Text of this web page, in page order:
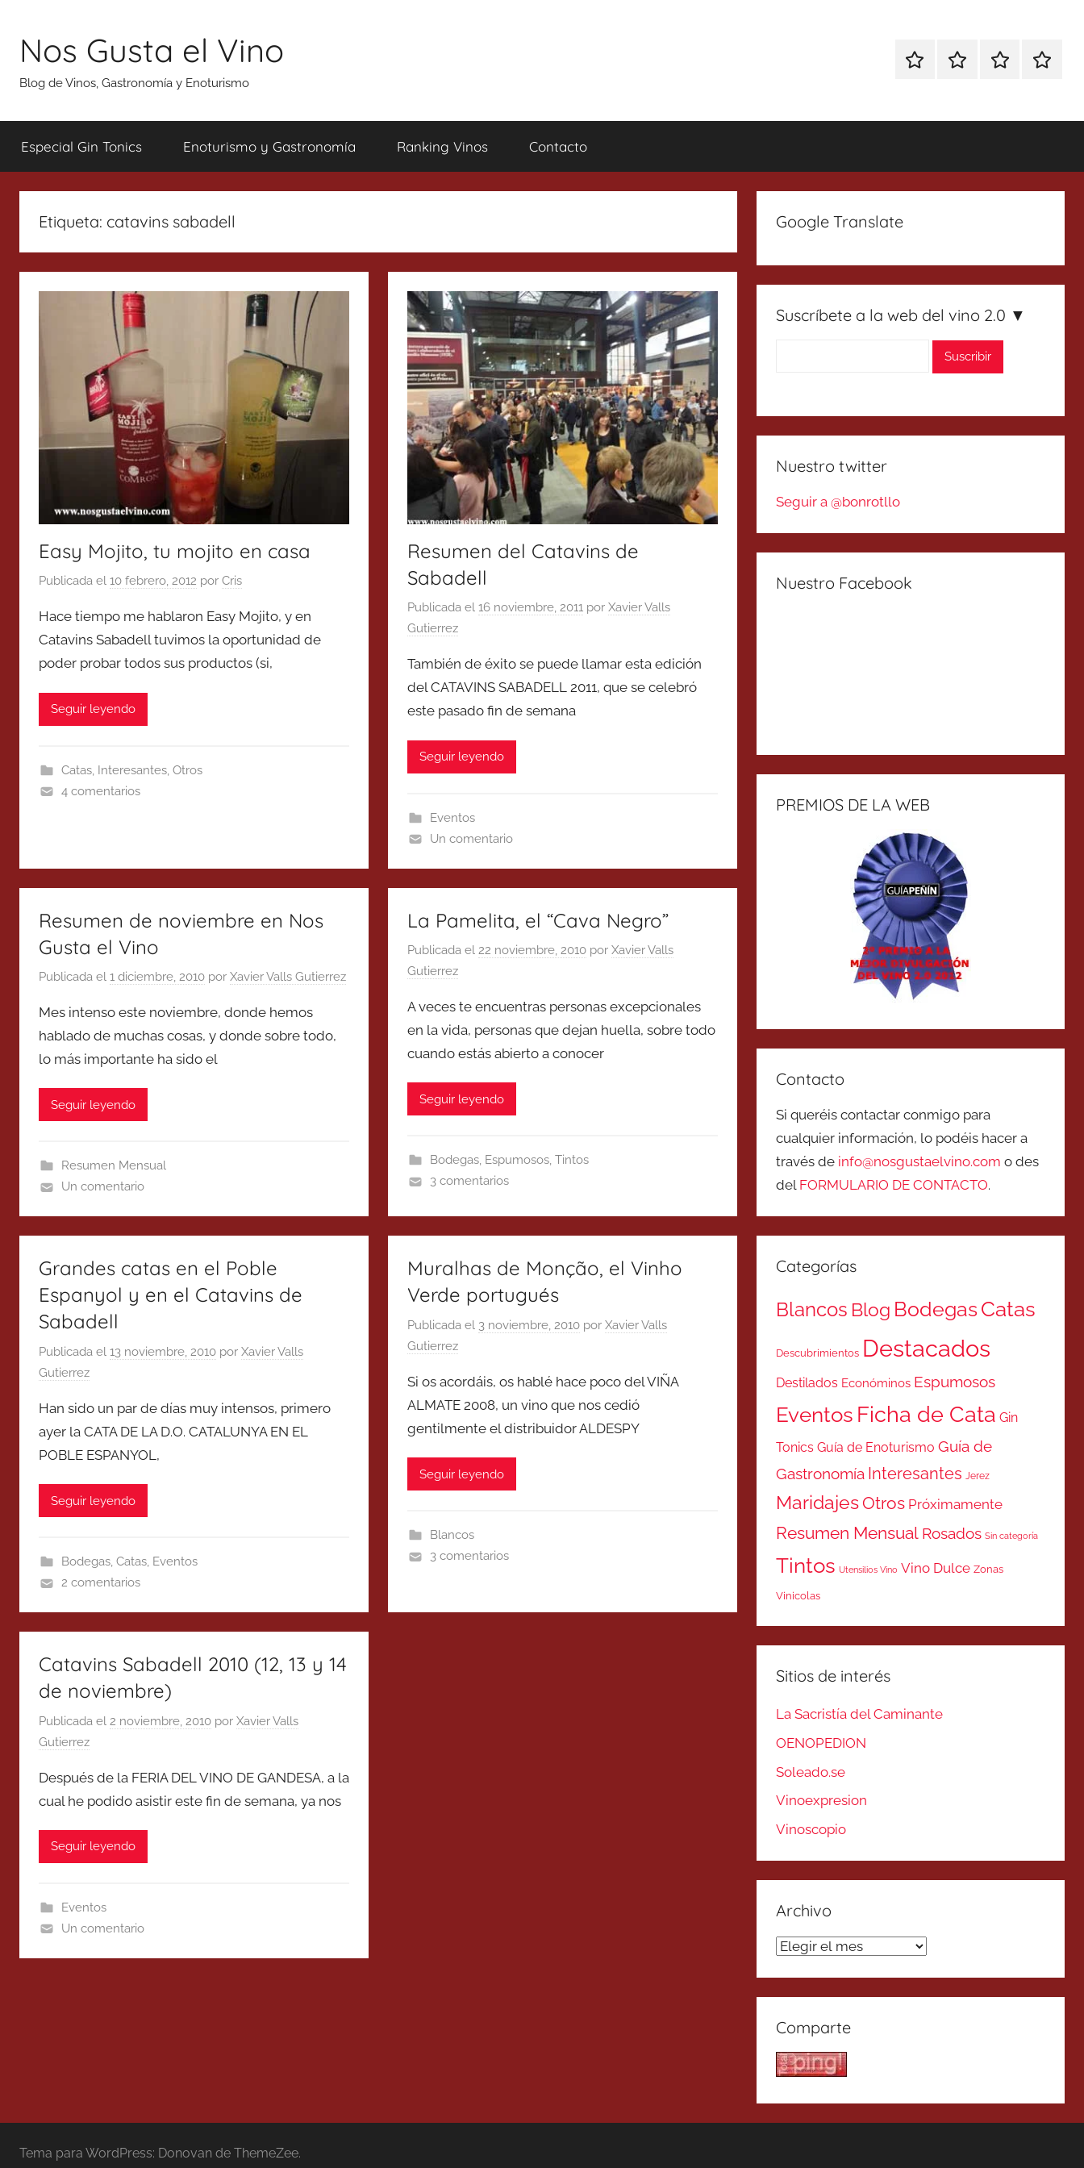
contenido
Nos Gusta el Vino
Blog de Vinos, Gastronomía y Enoturismo
EspecialEnoturismoRanking
Especial Gin Tonics Enoturismo y Gastronomía Ranking Vinos Contacto
Etiqueta: catavins sabadell
Easy Mojito, tu mojito en casa
Publicada el 10 febrero, 2012 por Cris
Hace tiempo me hablaron Easy Mojito, y en
Catavins Sabadell tuvimos la oportunidad de
poder probar todos sus productos (si,
Seguir leyendo
Catas, Interesantes, Otros
4 comentarios
Resumen del Catavins de
Sabadell
Publicada el16 noviembre, 2011 porXavier Valls
Gutierrez
También de éxito se puede llamar esta edición
del CATAVINS SABADELL 2011, que se celebró
este pasado fin de semana
Seguir leyendo
Eventos
Un comentario
Resumen de noviembre en Nos
Gusta el Vino
Publicada el 1 diciembre, 2010 por Xavier Valls Gutierrez
Mes intenso este noviembre, donde hemos
hablado de muchas cosas, y donde sobre todo,
lo más importante ha sido el
Seguir leyendo
Resumen Mensual
Un comentario
La Pamelita, el “Cava Negro”
Publicada el22 noviembre, 2010 porXavier Valls
Gutierrez
A veces te encuentras personas excepcionales
en la vida, personas que dejan huella, sobre todo
cuando estás abierto a conocer
Seguir leyendo
Bodegas, Espumosos, Tintos
3 comentarios
Grandes catas en el Poble
Espanyol y en el Catavins de
Sabadell
Publicada el 13 noviembre, 2010 por Xavier Valls
Gutierrez
Han sido un par de días muy intensos, primero
ayer la CATA DE LA D.O. CATALUNYA EN EL
POBLE ESPANYOL,
Seguir leyendo
Bodegas, Catas, Eventos
2 comentarios
Muralhas de Monção, el Vinho
Verde portugués
Publicada el 3 noviembre, 2010 porXavier Valls
Gutierrez
Si os acordáis, os hablé hace poco del VIÑA
ALMATE 2008, un vino que nos cedió
gentilmente el distribuidor ALDESPY
Seguir leyendo
Blancos
3 comentarios
Catavins Sabadell 2010 (12, 13 y 14
de noviembre)
Publicada el 2 noviembre, 2010 por Xavier Valls
Gutierrez
Después de la FERIA DEL VINO DE GANDESA, a la
cual he podido asistir este fin de semana, ya nos
Seguir leyendo
Eventos
Un comentario
Google Translate
Suscríbete a la web del vino 2.0 ▼
Nuestro twitter
Seguir a @bonrotllo
Nuestro Facebook
PREMIOS DE LA WEB
Contacto
Si queréis contactar conmigo para
cualquier información, lo podéis hacer a
través de info@nosgustaelvino.com o des
del FORMULARIO DE CONTACTO.
Categorías
Blancos Blog BodegasCatas
Descubrimientos Destacados
Destilados Económinos Espumosos
Eventos Ficha de Cata Gin
Tonics Guía de Enoturismo Guía de
Gastronomía Interesantes Jerez
MaridajesOtros Próximamente
Resumen Mensual Rosados Sin categoría
Tintos Utensilios Vino Vino Dulce Zonas
Vinicolas
Sitios de interés
La Sacristía del Caminante
OENOPEDION
Soleado.se
Vinoexpresion
Vinoscopio
Archivo
Archivo
Comparte
Tema para WordPress: Donovan de ThemeZee.